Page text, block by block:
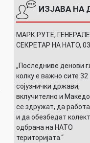
ИЗЈАВА НА
МАРК РУТЕ,
СЕКРЕТАР НА НАТО,
„Последниве денови
колку е важно сите 32
сојузнички држави,
вклучително и
се здружат, да
и да обезбедат
одбрана на НАТО
територијата.“